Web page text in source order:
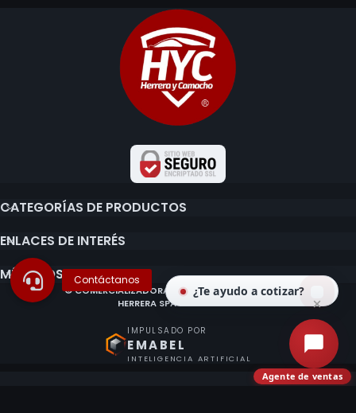
CATEGORÍAS DE PRODUCTOS
ENLACES DE INTERÉS
MÉTODOS DE PAGO
© COMERCIALIZADORA E IMPORTADORA CLAUDIO
HERRERA SPA 2020 - 2026.
IMPULSADO POR
EMABEL
INTELIGENCIA ARTIFICIAL
¿Te ayudo a cotizar?
Agente de ventas